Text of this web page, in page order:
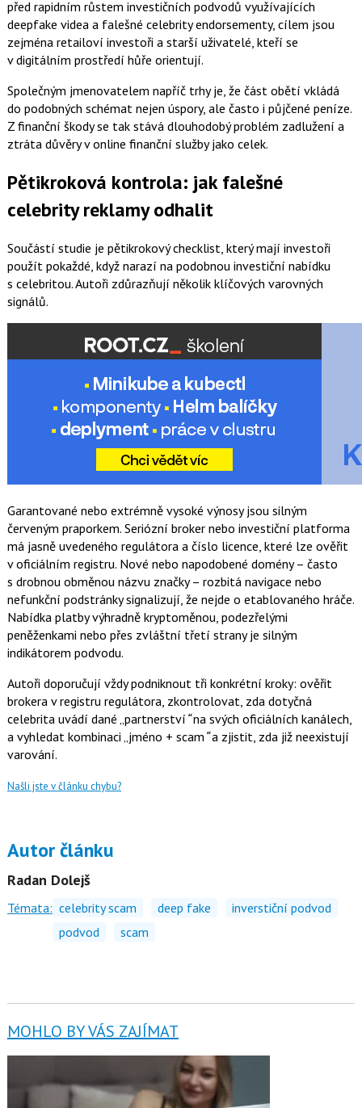
před rapidním růstem investičních podvodů využívajících
deepfake videa a falešné celebrity endorsementy, cílem jsou
zejména retailoví investoři a starší uživatelé, kteří se
v digitálním prostředí hůře orientují.
Společným jmenovatelem napříč trhy je, že část obětí vkládá
do podobných schémat nejen úspory, ale často i půjčené peníze.
Z finanční škody se tak stává dlouhodobý problém zadlužení a
ztráta důvěry v online finanční služby jako celek.
Pětikroková kontrola: jak falešné
celebrity reklamy odhalit
Součástí studie je pětikrokový checklist, který mají investoři
použít pokaždé, když narazí na podobnou investiční nabídku
s celebritou. Autoři zdůrazňují několik klíčových varovných
signálů.
Garantované nebo extrémně vysoké výnosy jsou silným
červeným praporkem. Seriózní broker nebo investiční platforma
má jasně uvedeného regulátora a číslo licence, které lze ověřit
v oficiálním registru. Nové nebo napodobené domény – často
s drobnou obměnou názvu značky – rozbitá navigace nebo
nefunkční podstránky signalizují, že nejde o etablovaného hráče.
Nabídka platby výhradně kryptoměnou, podezřelými
peněženkami nebo přes zvláštní třetí strany je silným
indikátorem podvodu.
Autoři doporučují vždy podniknout tři konkrétní kroky: ověřit
brokera v registru regulátora, zkontrolovat, zda dotyčná
celebrita uvádí dané „partnerství“na svých oficiálních kanálech,
a vyhledat kombinaci „jméno + scam “a zjistit, zda již neexistují
varování.
Našli jste v článku chybu?
Autor článku
Radan Dolejš
Témata: celebrity scam deep fake
inverstiční podvod
podvod
scam
MOHLO BY VÁS ZAJÍMAT